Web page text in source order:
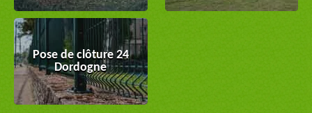
Pose de clôture 24
Dordogne